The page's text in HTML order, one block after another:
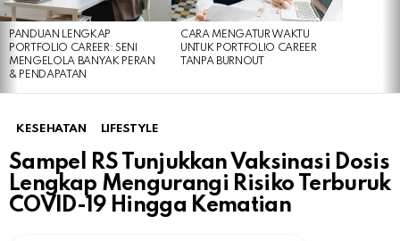
PANDUAN LENGKAP
PORTFOLIO CAREER: SENI
MENGELOLA BANYAK PERAN
& PENDAPATAN
CARA MENGATUR WAKTU
UNTUK PORTFOLIO CAREER
TANPA BURNOUT
KESEHATAN LIFESTYLE
Sampel RS Tunjukkan Vaksinasi Dosis
Lengkap Mengurangi Risiko Terburuk
COVID-19 Hingga Kematian